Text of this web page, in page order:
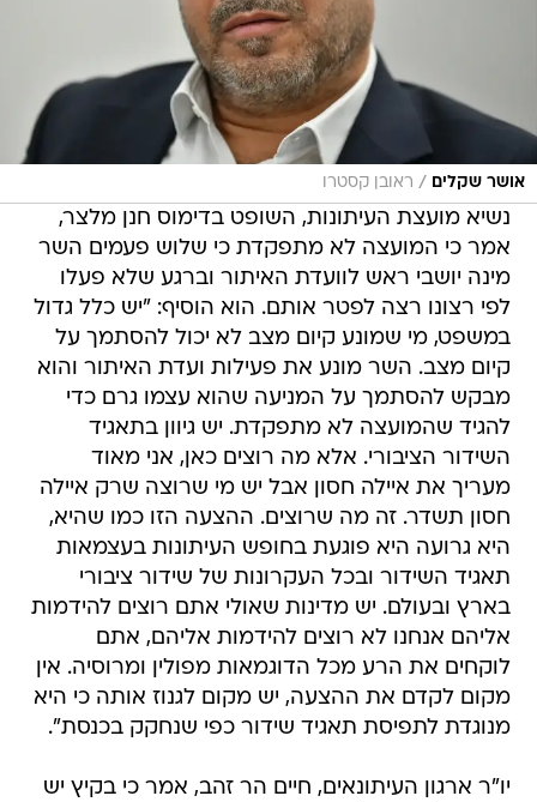
אושר שקלים / ראובן קסטרו
נשיא מועצת העיתונות, השופט בדימוס חנן מלצר,
אמר כי המועצה לא מתפקדת כי שלוש פעמים השר
מינה יושבי ראש לוועדת האיתור וברגע שלא פעלו
לפי רצונו רצה לפטר אותם. הוא הוסיף: "יש כלל גדול
במשפט, מי שמונע קיום מצב לא יכול להסתמך על
קיום מצב. השר מונע את פעילות ועדת האיתור והוא
מבקש להסתמך על המניעה שהוא עצמו גרם כדי
להגיד שהמועצה לא מתפקדת. יש גיוון בתאגיד
השידור הציבורי. אלא מה רוצים כאן, אני מאוד
מעריך את איילה חסון אבל יש מי שרוצה שרק איילה
חסון תשדר. זה מה שרוצים. ההצעה הזו כמו שהיא,
היא גרועה היא פוגעת בחופש העיתונות בעצמאות
תאגיד השידור ובכל העקרונות של שידור ציבורי
בארץ ובעולם. יש מדינות שאולי אתם רוצים להידמות
אליהם אנחנו לא רוצים להידמות אליהם, אתם
לוקחים את הרע מכל הדוגמאות מפולין ומרוסיה. אין
מקום לקדם את ההצעה, יש מקום לגנוז אותה כי היא
מנוגדת לתפיסת תאגיד שידור כפי שנחקק בכנסת".
יו"ר ארגון העיתונאים, חיים הר זהב, אמר כי בקיץ יש